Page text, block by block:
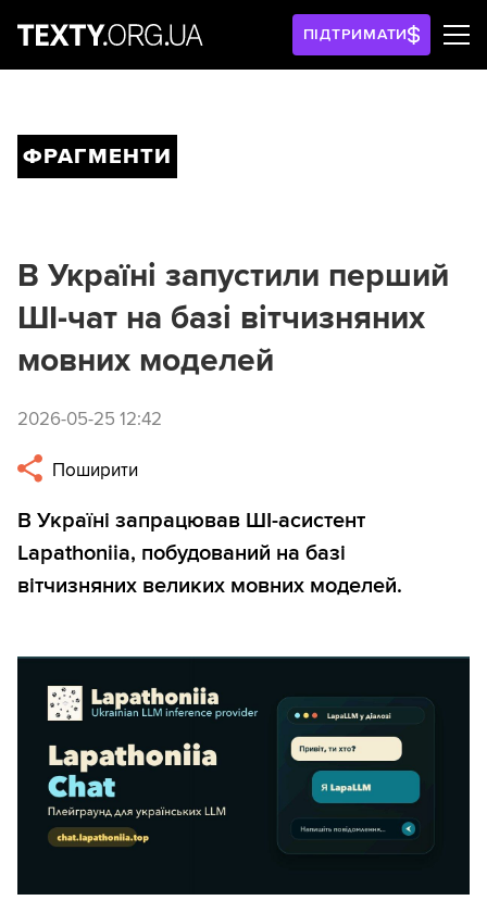
ПІДТРИМАТИ
ФРАГМЕНТИ
В Україні запустили перший
ШІ-чат на базі вітчизняних
мовних моделей
2026-05-25 12:42
Поширити
В Україні запрацював ШІ-асистент
Lapathoniia, побудований на базі
вітчизняних великих мовних моделей.